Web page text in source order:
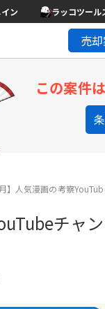
ン ラッコツール
売
この案件
】人気漫画の考察
チャ